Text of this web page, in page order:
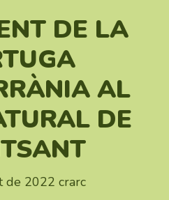
DE LA
AL
DE
de 2022 crarc